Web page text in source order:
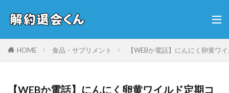
HOME 食品・サプリメント 【WEBか電話】にんにく卵黄ワ
【WEBか電話】にんにく卵黄ワイルド定期コ